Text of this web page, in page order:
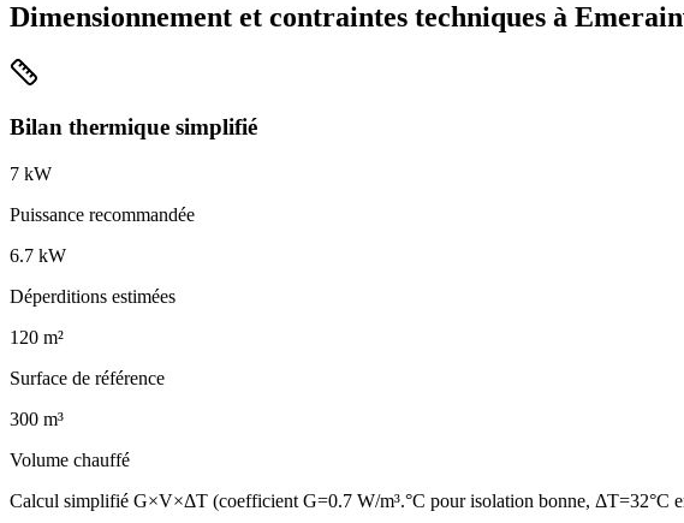
Dimensionnement et contraintes techniques à
Bilan thermique simplifié
7 kW
Puissance recommandée
6.7 kW
Déperditions estimées
120 m²
Surface de référence
300 m³
Volume chauffé
Calcul simplifié G×V×ΔT (coefficient G=0.7 W/m³.°C pour isolation bonne, ΔT=32°C